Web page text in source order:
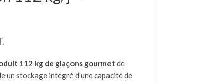
112 kg de glaçons gourmet de
un stockage intégré d’une capacité de